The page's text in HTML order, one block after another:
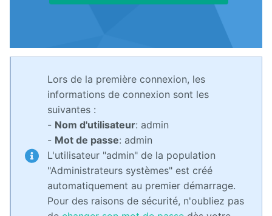
Lors de la première connexion, les
informations de connexion sont les
suivantes :
- Nom d'utilisateur: admin
- Mot de passe: admin
L'utilisateur "admin" de la population
"Administrateurs systèmes" est créé
automatiquement au premier démarrage.
Pour des raisons de sécurité, n'oubliez pas